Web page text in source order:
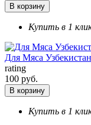
В корзину
Купить в 1
Для Мяса Узбекистан
rating
100 руб.
В корзину
Купить в 1